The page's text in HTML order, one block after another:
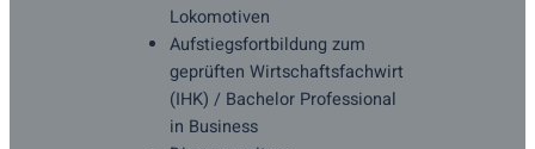
Lokomotiven
Aufstiegsfortbildung zum
geprüften Wirtschaftsfachwirt
(IHK) / Bachelor Professional
in Business